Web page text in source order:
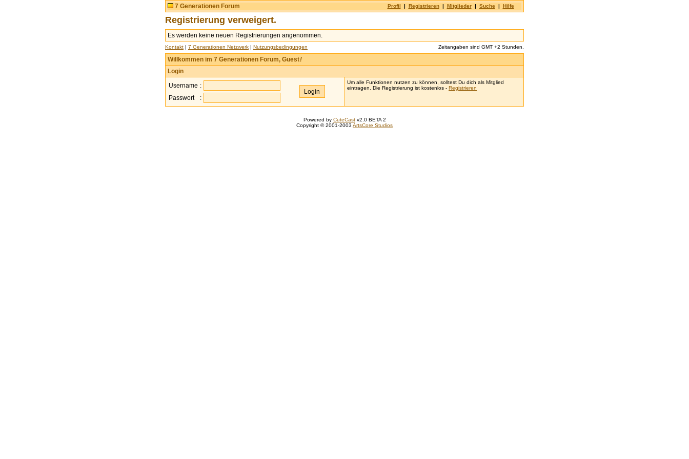
7 Generationen Forum Profil | Registrieren| Mitglieder| Suche | Hilfe
Registrierung verweigert.
Es werden keine neuen Registrierungen angenommen.
Kontakt | 7 Generationen Netzwerk | Nutzungsbedingungen Zeitangaben sind GMT +2 Stunden.
Willkommen im 7 Generationen Forum, Guest!
Login
Username :
Passwort
:
Um alle Funktionen nutzen zu können, solltest Du dich als Mitglied
eintragen. Die Registrierung ist kostenlos - Registrieren
Powered by CuteCastv2.0 BETA 2
Copyright © 2001-2003 ArtsCore Studios